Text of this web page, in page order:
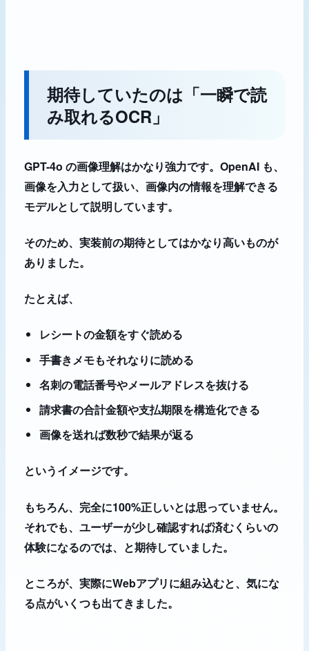
期待していたのは「一瞬で読
み取れるOCR」
GPT-4o の画像理解はかなり強力です。OpenAI も、
画像を入力として扱い、画像内の情報を理解できる
モデルとして説明しています。
そのため、実装前の期待としてはかなり高いものが
ありました。
たとえば、
レシートの金額をすぐ読める
手書きメモもそれなりに読める
名刺の電話番号やメールアドレスを抜ける
請求書の合計金額や支払期限を構造化できる
画像を送れば数秒で結果が返る
というイメージです。
もちろん、完全に100%正しいとは思っていません。
それでも、ユーザーが少し確認すれば済むくらいの
体験になるのでは、と期待していました。
ところが、実際にWebアプリに組み込むと、気にな
る点がいくつも出てきました。